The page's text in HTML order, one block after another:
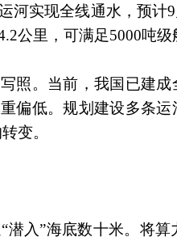
河实现全线通水，预
公里，可满足5000吨级
照。当前，我国已建
偏低。规划建设多条
变。
潜入”海底数十米。将